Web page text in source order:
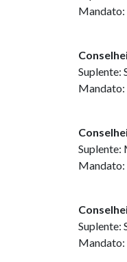
Suplente:
Suplente:
Suplente: